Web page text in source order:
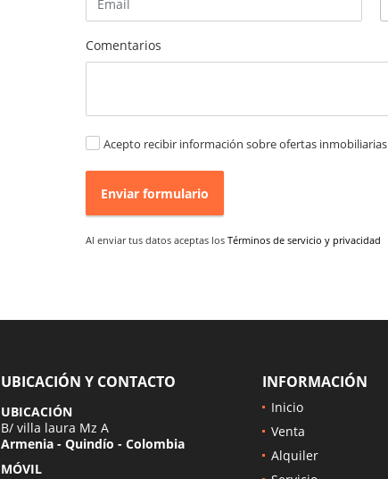
Comentarios
Acepto recibir información sobre ofertas inmobiliarias
Enviar formulario
Al enviar tus datos aceptas los Términos de servicio y privacidad
UBICACIÓN Y CONTACTO
UBICACIÓN
B/ villa laura Mz A
Armenia - Quindío - Colombia
MÓVIL
INFORMACIÓN
Inicio
Venta
Alquiler